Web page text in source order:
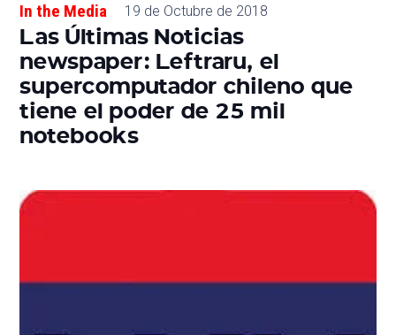
In the Media 19 de Octubre de 2018
Las Últimas Noticias
newspaper: Leftraru, el
supercomputador chileno que
tiene el poder de 25 mil
notebooks